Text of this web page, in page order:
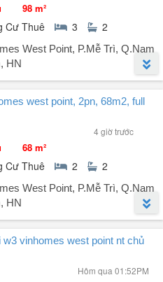
98 m²
Cư Thuê 3 2
West Point, P.Mễ Trì, Q.Nam
HN
Point đối diện khách sạn 5 sao
nội thất đầy đủ chỉ việc vào ở.
west point, 2pn, 68m2, full
4 giờ trước
68 m²
Cư Thuê 2 2
West Point, P.Mễ Trì, Q.Nam
HN
Point - Phạm Hùng, Mễ Trì, Nam
vinhomes west point nt chủ
Hôm qua 01:52PM